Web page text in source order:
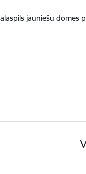
jauniešu domes